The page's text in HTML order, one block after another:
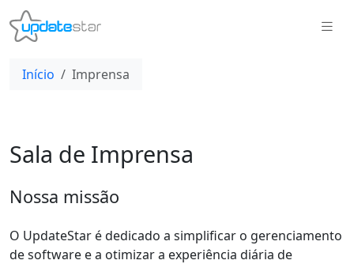
Início Imprensa
Sala de Imprensa
Nossa missão
O UpdateStar é dedicado a simplificar o gerenciamento
de software e a otimizar a experiência diária de